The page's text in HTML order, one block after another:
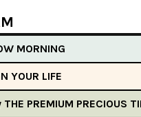
MORNING
YOUR LIFE
PREMIUM PRECIOUS